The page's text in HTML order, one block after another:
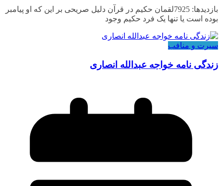
بازدیدها: 7925لقمان حکیم در قرآن دلیل صریحی بر این که او پیامبر
بوده است یا تنها یک فرد حکیم وجود
سیرت و منافب
زندگی نامه خواجه عبدالله انصاری